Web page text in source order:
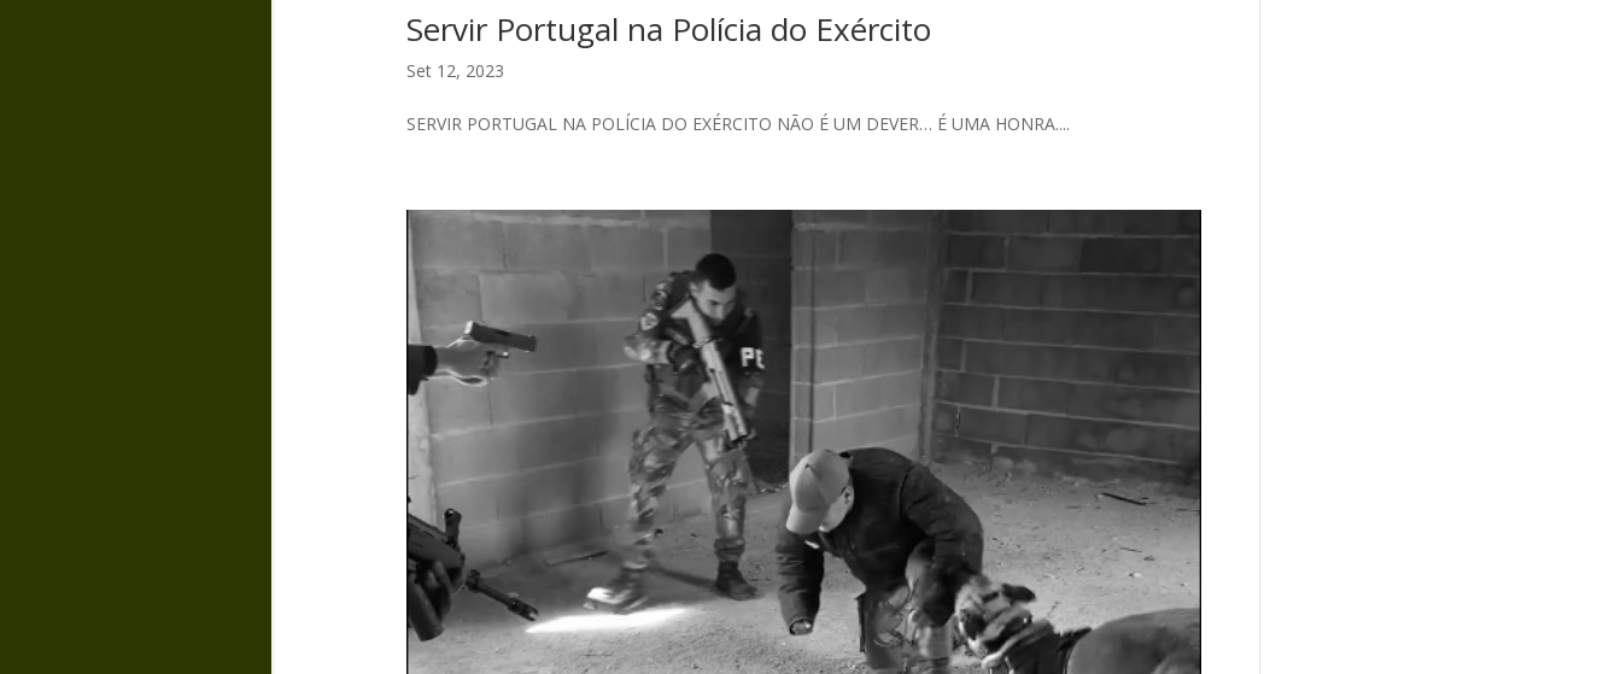
Servir Portugal na Polícia do Exército
Set 12, 2023
SERVIR PORTUGAL NA POLÍCIA DO EXÉRCITO NÃO É UM DEVER… É UMA HONRA....